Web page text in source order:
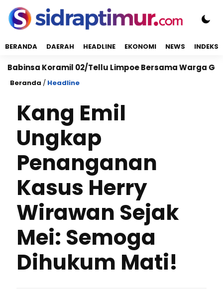
BERANDA DAERAH HEADLINE EKONOMI NEWS INDEKS
Koramil 02/Tellu Limpoe Bersama Warga Gelar
Beranda / Headline
Kang Emil
Ungkap
Penanganan
Kasus Herry
Wirawan Sejak
Mei: Semoga
Dihukum Mati!